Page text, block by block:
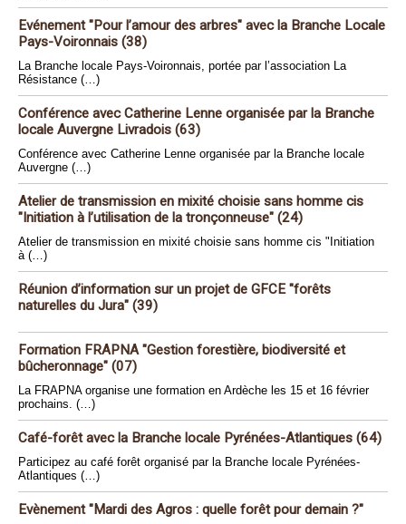
Evénement "Pour l’amour des arbres" avec la Branche Locale
Pays-Voironnais (38)
La Branche locale Pays-Voironnais, portée par l’association La
Résistance (…)
Conférence avec Catherine Lenne organisée par la Branche
locale Auvergne Livradois (63)
Conférence avec Catherine Lenne organisée par la Branche locale
Auvergne (…)
Atelier de transmission en mixité choisie sans homme cis
"Initiation à l’utilisation de la tronçonneuse" (24)
Atelier de transmission en mixité choisie sans homme cis "Initiation
à (…)
Réunion d’information sur un projet de GFCE "forêts
naturelles du Jura" (39)
Formation FRAPNA "Gestion forestière, biodiversité et
bûcheronnage" (07)
La FRAPNA organise une formation en Ardèche les 15 et 16 février
prochains. (…)
Café-forêt avec la Branche locale Pyrénées-Atlantiques (64)
Participez au café forêt organisé par la Branche locale Pyrénées-
Atlantiques (…)
Evènement "Mardi des Agros : quelle forêt pour demain ?"